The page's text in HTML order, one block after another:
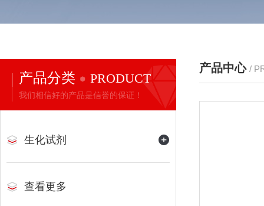
产品分类 PRODUCT
我们相信好的产品是信誉的保证！
生化试剂
查看更多
产品中心 /